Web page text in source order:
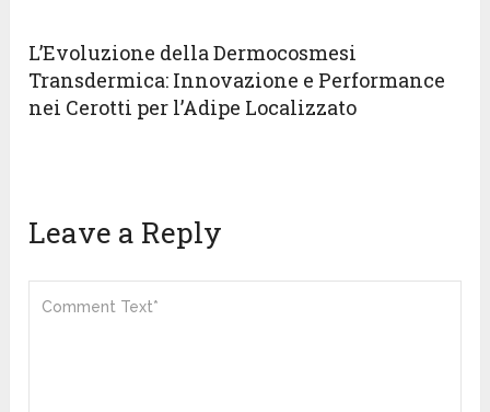
L’Evoluzione della Dermocosmesi
Transdermica: Innovazione e Performance
nei Cerotti per l’Adipe Localizzato
Leave a Reply